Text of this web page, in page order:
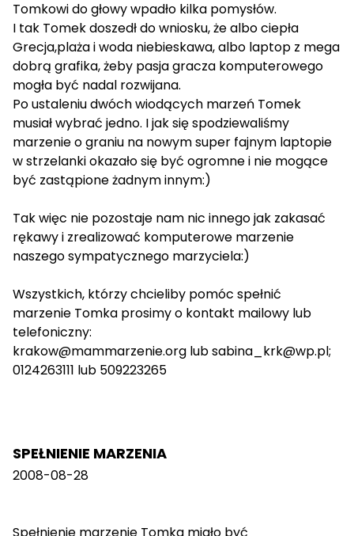
Tomkowi do głowy wpadło kilka pomysłów.
I tak Tomek doszedł do wniosku, że albo ciepła
Grecja,plaża i woda niebieskawa, albo laptop z mega
dobrą grafika, żeby pasja gracza komputerowego
mogła być nadal rozwijana.
Po ustaleniu dwóch wiodących marzeń Tomek
musiał wybrać jedno. I jak się spodziewaliśmy
marzenie o graniu na nowym super fajnym laptopie
w strzelanki okazało się być ogromne i nie mogące
być zastąpione żadnym innym:)
Tak więc nie pozostaje nam nic innego jak zakasać
rękawy i zrealizować komputerowe marzenie
naszego sympatycznego marzyciela:)
Wszystkich, którzy chcieliby pomóc spełnić
marzenie Tomka prosimy o kontakt mailowy lub
telefoniczny:
krakow@mammarzenie.org lub sabina_krk@wp.pl;
0124263111 lub 509223265
SPEŁNIENIE MARZENIA
2008-08-28